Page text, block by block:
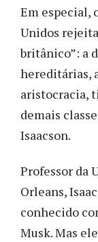
Em especial,
Unidos
britânico”: a
hereditárias,
aristocracia,
demais
Isaacson.
Professor da
Orleans,
conhecido
Musk. Mas